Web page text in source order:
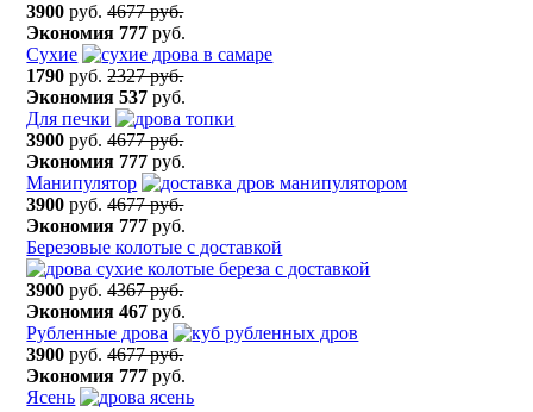
3900 руб.4677 руб.
Экономия 777 руб.
Сухие
1790 руб.2327 руб.
Экономия 537 руб.
Для печки
3900 руб.4677 руб.
Экономия 777 руб.
Манипулятор
3900 руб.4677 руб.
Экономия 777 руб.
Березовые колотые с доставкой
3900 руб.4367 руб.
Экономия 467 руб.
Рубленные дрова
3900 руб.4677 руб.
Экономия 777 руб.
Ясень